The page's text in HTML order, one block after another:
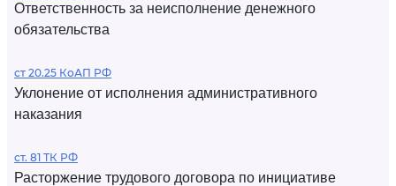
Ответственность за неисполнение денежного
обязательства
ст 20.25 КоАП РФ
Уклонение от исполнения административного
наказания
ст. 81 ТК РФ
Расторжение трудового договора по инициативе